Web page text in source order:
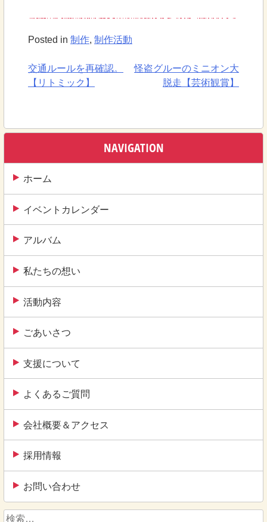
NAVIGATION
ホーム
イベントカレンダー
アルバム
私たちの想い
活動内容
ごあいさつ
支援について
よくあるご質問
会社概要＆アクセス
採用情報
お問い合わせ
検
Posted in 制作, 制作活動
投
ナ
ゲ
ー
シ
ョ
ン
交通ルールを再確認。
【リトミック】
怪盗グルーのミニオン大
脱走【芸術観賞】